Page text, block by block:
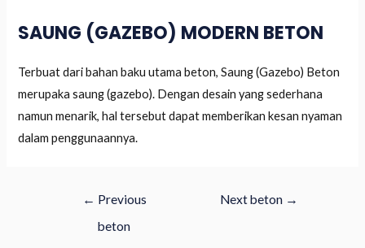
SAUNG (GAZEBO) MODERN BETON
Terbuat dari bahan baku utama beton, Saung (Gazebo) Beton
merupaka saung (gazebo). Dengan desain yang sederhana
namun menarik, hal tersebut dapat memberikan kesan nyaman
dalam penggunaannya.
← Previous
beton
Next beton →